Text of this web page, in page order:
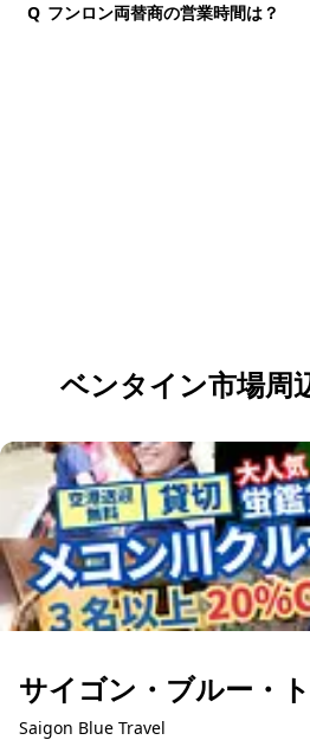
Q フンロン両替商の営業時間は？
ベンタイン市場周
サイゴン・ブルー・
Saigon Blue Travel